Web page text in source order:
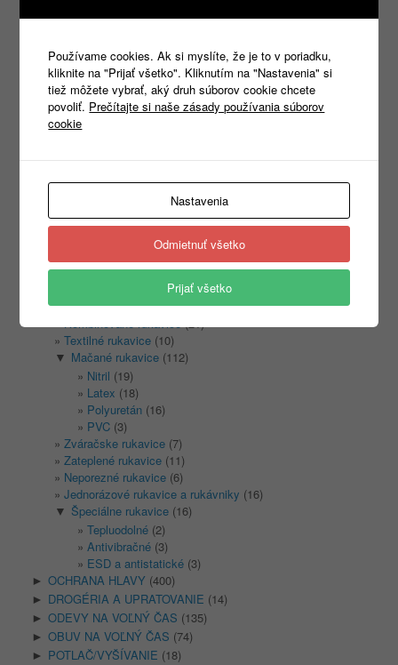
Products
search
Kategórie
Nezaradené(1)
REKLAMNÝ TEXTIL(465)
PRACOVNÉ ODEVY(1333)
PRACOVNÁ OBUV(1315)
PRACOVNÉ RUKAVICE(346)
Kožené rukavice(11)
Kombinované rukavice(21)
Textilné rukavice (10)
▼ Mačané rukavice (112)
Nitril (19)
Latex (18)
Polyuretán (16)
PVC (3)
Zváračske rukavice (7)
Zateplené rukavice (11)
Neporezné rukavice (6)
Jednorázové rukavice a rukávniky (16)
▼ Špeciálne rukavice (16)
Tepluodolné (2)
Antivibračné (3)
ESD a antistatické (3)
► OCHRANA HLAVY (400)
► DROGÉRIA A UPRATOVANIE (14)
► ODEVY NA VOĽNÝ ČAS (135)
► OBUV NA VOĽNÝ ČAS (74)
► POTLAČ/VYŠÍVANIE (18)
Používame cookies. Ak si myslíte, že je to v poriadku,
kliknite na "Prijať všetko". Kliknutím na "Nastavenia" si
tiež môžete vybrať, aký druh súborov cookie chcete
povoliť. Prečítajte si naše zásady používania súborov
cookie
Nastavenia
Odmietnuť všetko
Prijať všetko